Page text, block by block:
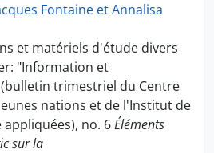
Fontaine et Annalisa
et matériels d'étude divers
"Information et
trimestriel du Centre
nations et de l'Institut de
appliquées), no. 6Éléments
sur la